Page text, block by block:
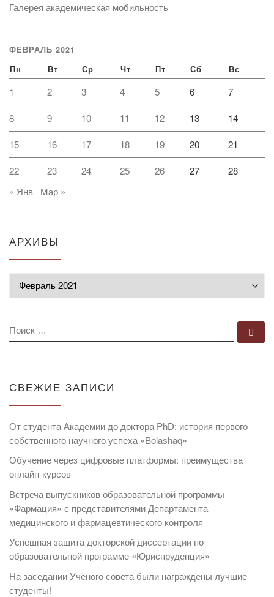
Галерея академическая мобильность
ФЕВРАЛЬ 2021
Пн Вт Ср Чт Пт Сб Вс
1 2 3 4 5 6 7
8 9 10 11 12 13 14
15 16 17 18 19 20 21
22 23 24 25 26 27
28
« Янв
Мар »
АРХИВЫ
ПОИСК
СВЕЖИЕ ЗАПИСИ
От студента Академии до доктора PhD: история первого
собственного научного успеха «Bolashaq»
Обучение через цифровые платформы: преимущества
онлайн-курсов
Встреча выпускников образовательной программы
«Фармация» с представителями Департамента
медицинского и фармацевтического контроля
Успешная защита докторской диссертации по
образовательной программе «Юриспруденция»
На заседании Учёного совета были награждены лучшие
студенты!